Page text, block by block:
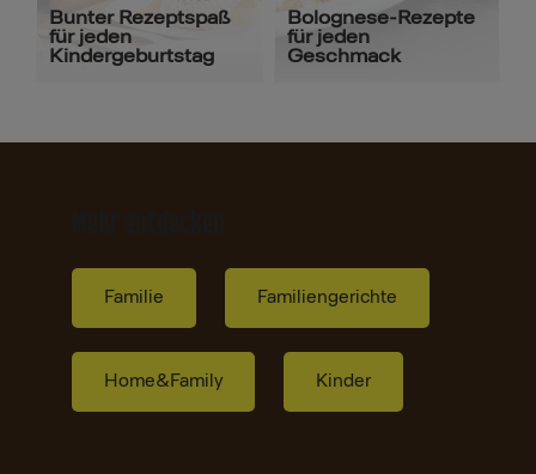
Bunter Rezeptspaß
für jeden
Kindergeburtstag
Bolognese-Rezepte
für jeden
Geschmack
Familie Familiengerichte
Home&Family Kinder